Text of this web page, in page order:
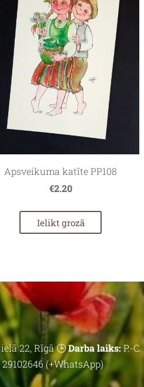
Apsveikuma katīte PP108
€2.20
Ielikt grozā
22, Rīgā 🕒Darba laiks:P.-C.
(+WhatsApp)